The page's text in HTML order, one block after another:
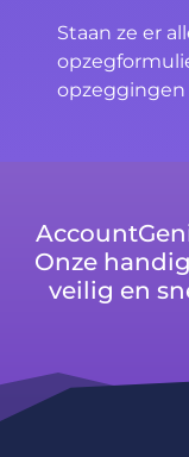
Staan ze er
opzeggingen
Onze
veilig en